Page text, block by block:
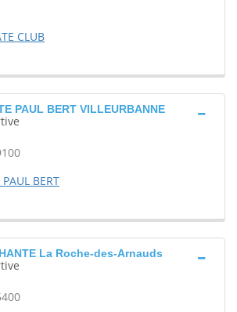
CLUB
PAUL BERT VILLEURBANNE
PAUL BERT
La Roche-des-Arnauds